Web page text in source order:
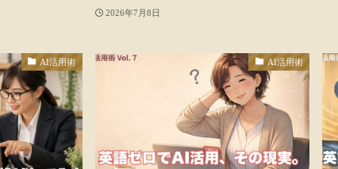
2026年7月8日
AI活用術 AI活用術